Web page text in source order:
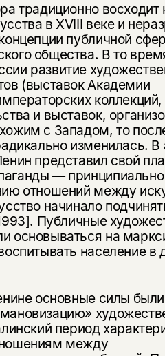
традиционно восходит
в XVIII веке и
публичной
общества. В то
развитие
(выставок Академии
коллекций,
и выставок,
с Западом, то
изменилась. В
представил свой
—
отношений между
начинало
Публичные
основываться на
население в
основные силы были
период
между